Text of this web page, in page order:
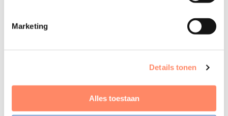
Marketing
Details tonen
Alles toestaan
Heb je hier een vraag over?
Stuur een mail aan Ilon
Deel het in je netwerk!